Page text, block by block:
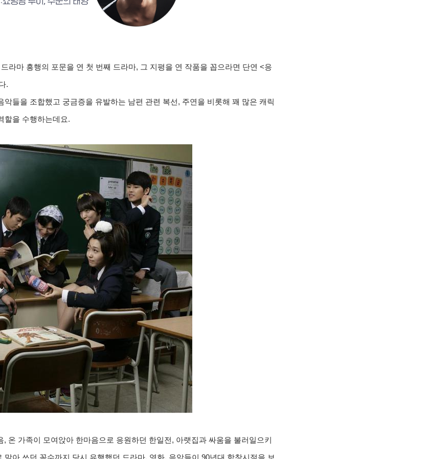
라마 흥행의 포문을 연 첫 번째 드라마, 그 지평을 연 작품을 꼽으라면 단연 <응
.
들을 조합했고 궁금증을 유발하는 남편 관련 복선, 주연을 비롯해 꽤 많은 캐릭
할을 수행하는데요.
온 가족이 모여앉아 한마음으로 응원하던 한일전, 아랫집과 싸움을 불러일으키